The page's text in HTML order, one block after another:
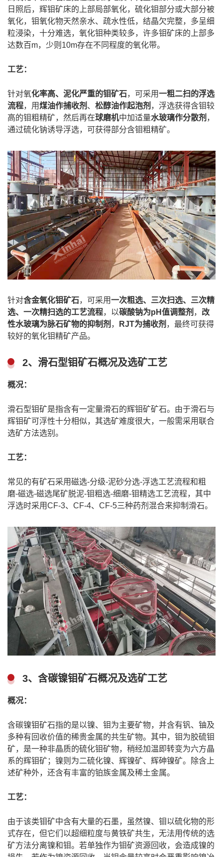
日照后，辉钼矿床的上部局部氧化，硫化钼部分或大部分被
氧化，钼氧化物天然亲水、疏水性低，结晶欠完整，多呈细
粒浸染，十分难选，氧化钼种类较多，许多钼矿床的上部多
达数百m，少则10m存在不同程度的氧化带。
工艺：
针对氧化率高、泥化严重的钼矿石，可采用一粗二扫的浮选
流程，用煤油作捕收剂 、 松醇油作起泡剂 ，浮选获得含钼较
高的钼粗精矿，然后再在球磨机中加适量水玻璃作分散剂 ，
通过硫化钠诱导浮选，可获得部分含钼粗精矿。
针对含金氧化钼矿石，可采用一次粗选、三次扫选、三次精
选、一次精扫选的工艺流程，以碳酸钠为pH值调整剂 ， 改
性水玻璃为脉石矿物的抑制剂 ， RJT为捕收剂 ，最终可获得
较好的氧化钼精矿产品。
2、滑石型钼矿石概况及选矿工艺
概况：
滑石型钼矿是指含有一定量滑石的辉钼矿矿石。由于滑石与
辉钼矿可浮性十分相似，其选矿难度很大，一般需采用联合
选矿方法选别。
工艺：
常见的有矿石采用磁选-分级-泥砂分选-浮选工艺流程和粗
磨-磁选-磁选尾矿脱泥-钼粗选-细磨-钼精选工艺流程，其中
浮选时采用CF-3、CF-4、CF-5三种药剂混合来抑制滑石。
3、含碳镍钼矿石概况及选矿工艺
概况：
含碳镍钼矿石指的是以镍、钼为主要矿物，并含有钒、铀及
多种有回收价值的稀贵金属的共生矿物。其中，钼为胶硫钼
矿，是一种非晶质的硫化钼矿物，稍经加温即转变为六方晶
系的辉钼矿；镍则为二硫化镍、辉镍矿、辉砷镍矿。除含上
述矿种外，还含有丰富的铂族金属及稀土金属。
工艺：
由于该类钼矿中含有大量的石墨，虽然镍、钼以硫化物的形
式存在，但它们以超细粒度与黄铁矿共生，无法用传统的选
矿方法分离镍和钼。若单独作为钼矿资源回收，会造成镍的